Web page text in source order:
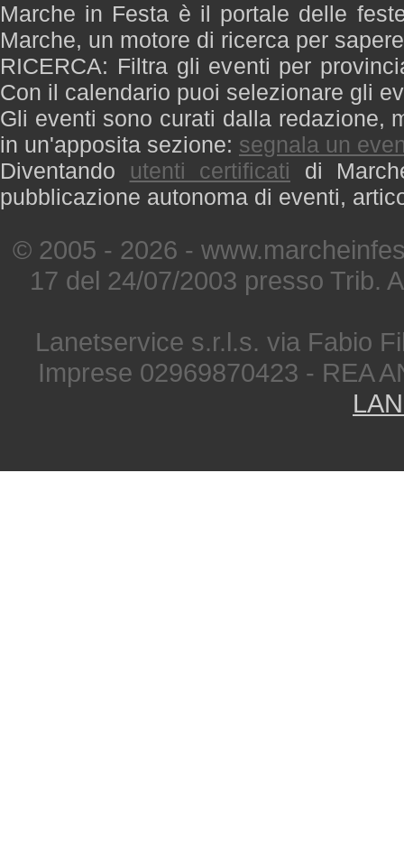
Marche in Festa è il portale delle
Marche, un motore di ricerca per
RICERCA: Filtra gli eventi per
Con il calendario puoi selezionare gli
Gli eventi sono curati dalla redazione,
in un'apposita sezione: segnala un
Diventando utenti certificati di
pubblicazione autonoma di eventi,
© 2005 - 2026 -
17 del 24/07/2003 presso Trib.
Lanetservice s.r.l.s. via Fabio
Imprese 02969870423 - REA